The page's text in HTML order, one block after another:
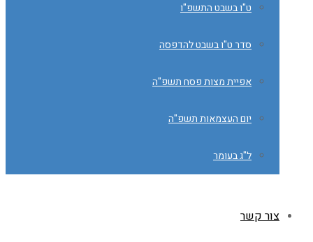
ט"ו בשבט התשפ"ו
סדר ט"ו בשבט להדפסה
אפיית מצות פסח תשפ"ה
יום העצמאות תשפ"ה
ל"ג בעומר
צור קשר